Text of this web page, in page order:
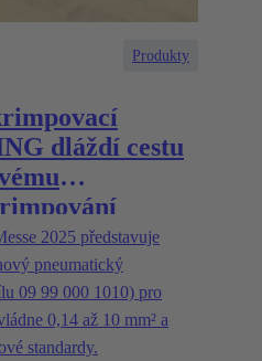
Produkty
dláždí cestu
2025 představuje
pneumatický
09 99 000 1010) pro
0,14 až 10 mm² a
standardy.